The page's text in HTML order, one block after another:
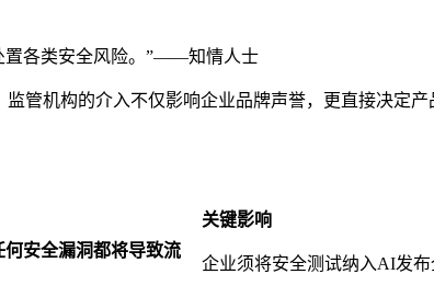
置各类安全风险。”——知情人士
监管机构的介入不仅影响企业品牌声誉，更直接决定产
关键影响
安全漏洞都将导致流
企业须将安全测试纳入AI发